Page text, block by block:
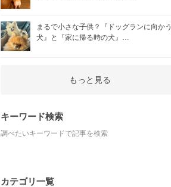
まるで小さな子供？『ドッグランに向かう
犬』と『家に帰る時の犬』…
もっと見る
キーワード検索
調べたいキーワードで記事を検索
カテゴリ一覧